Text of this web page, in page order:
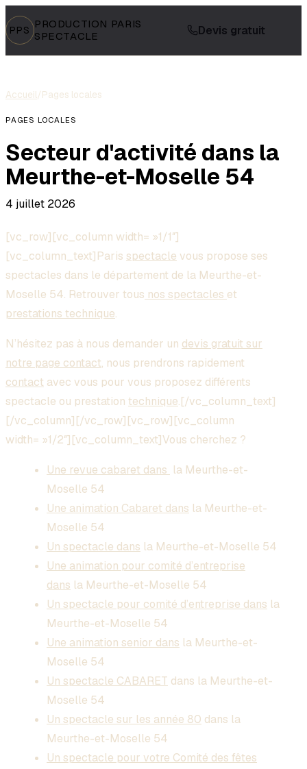
PPS PRODUCTION PARIS
SPECTACLE
Devis gratuit
Accueil/Pages locales
PAGES LOCALES
Secteur d'activité dans la
Meurthe-et-Moselle 54
4 juillet 2026
[vc_row][vc_column width= »1/1″]
[vc_column_text]Paris spectacle vous propose ses
spectacles dans le département de la Meurthe-et-
Moselle 54. Retrouver tous nos spectacles et
prestations technique.
N’hésitez pas à nous demander un devis gratuit sur
notre page contact, nous prendrons rapidement
contact avec vous pour vous proposez différents
spectacle ou prestation technique.[/vc_column_text]
[/vc_column][/vc_row][vc_row][vc_column
width= »1/2″][vc_column_text]Vous cherchez ?
Une revue cabaret dans la Meurthe-et-
Moselle 54
Une animation Cabaret dans la Meurthe-et-
Moselle 54
Un spectacle dans la Meurthe-et-Moselle 54
Une animation pour comité d’entreprise
dans la Meurthe-et-Moselle 54
Un spectacle pour comité d’entreprise dans la
Meurthe-et-Moselle 54
Une animation senior dans la Meurthe-et-
Moselle 54
Un spectacle CABARET dans la Meurthe-et-
Moselle 54
Un spectacle sur les année 80 dans la
Meurthe-et-Moselle 54
Un spectacle pour votre Comité des fêtes